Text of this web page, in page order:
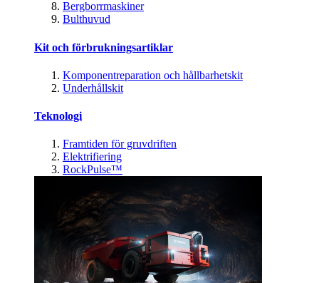
Bergborrmaskiner
Bulthuvud
Kit och förbrukningsartiklar
Komponentreparation och hållbarhetskit
Underhållskit
Teknologi
Framtiden för gruvdriften
Elektrifiering
RockPulse™